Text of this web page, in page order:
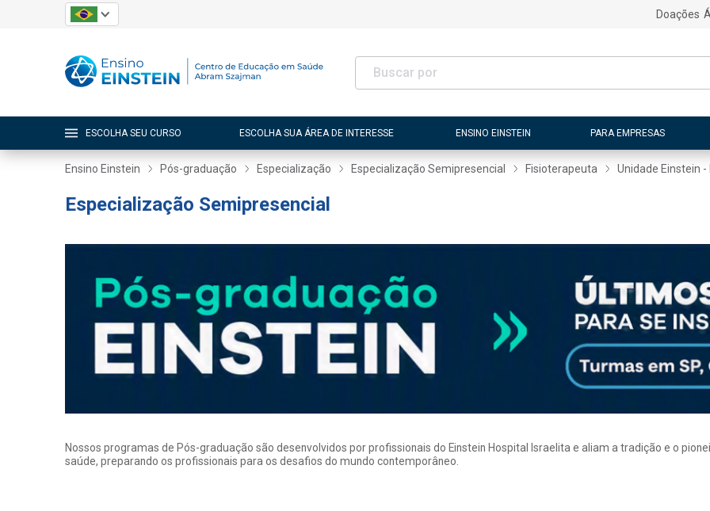
Doações
ESCOLHA SEU CURSO ESCOLHA SUA ÁREA DE INTERESSE ENSINO EINSTEIN PARA EMPRESAS
Ensino Einstein Pós-graduação Especialização Especialização Semipresencial Fisioterapeuta Unidade Einstein
Especialização Semipresencial
Nossos programas de Pós-graduação são desenvolvidos por profissionais do Einstein Hospital Israelita e aliam a tradição e o
saúde, preparando os profissionais para os desafios do mundo contemporâneo.